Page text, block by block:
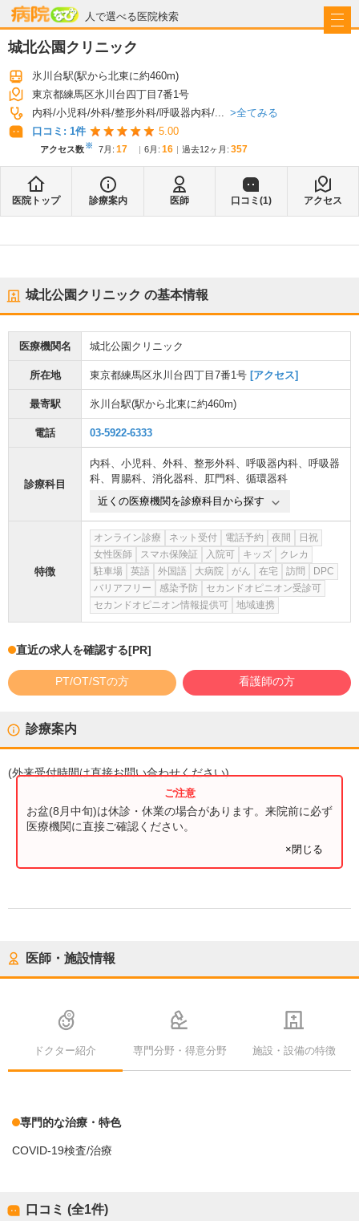
人で選べる医院検索
病院なび
城北公園クリニック
氷川台駅(駅から北東に約460m)
東京都練馬区氷川台四丁目7番1号
内科 小児科 外科 整形外科 呼吸器内科 ...
全てみる
口コミ: 1件 5.00
アクセス数※ 7月 : 17 6月 : 16 過去12ヶ月: 357
医院トップ 診療案内 医師 口コミ(1) アクセス
城北公園クリニック の基本情報
医療機関名 城北公園クリニック
所在地 東京都練馬区氷川台四丁目7番1号 [アクセス]
最寄駅 氷川台駅(駅から北東に約460m)
電話 03-5922-6333
診療科目
内科、 小児科、 外科、 整形外科、 呼吸器内科、 呼吸器
科、 胃腸科、 消化器科、 肛門科、 循環器科
近くの医療機関を診療科目から探す
特徴
オンライン診療 ネット受付 電話予約 夜間
日祝
女性医師
スマホ保険証 入院可 キッズ
クレカ
駐車場
英語 外国語 大病院 がん 在宅 訪問
DPC
バリアフリー
感染予防
セカンドオピニオン受診可
セカンドオピニオン情報提供可
地域連携
直近の求人を確認する[PR]
PT/OT/STの方 看護師の方
診療案内
(外来受付時間は直接お問い合わせください)
お盆(8月中旬)は休診・休業の場合があります。来院前に必ず
医療機関に直接ご確認ください。
×閉じる
医師・施設情報
ドクター紹介 専門分野・得意分野 施設・設備の特徴
専門的な治療・特色
COVID-19検査/治療
口コミ (全1件)